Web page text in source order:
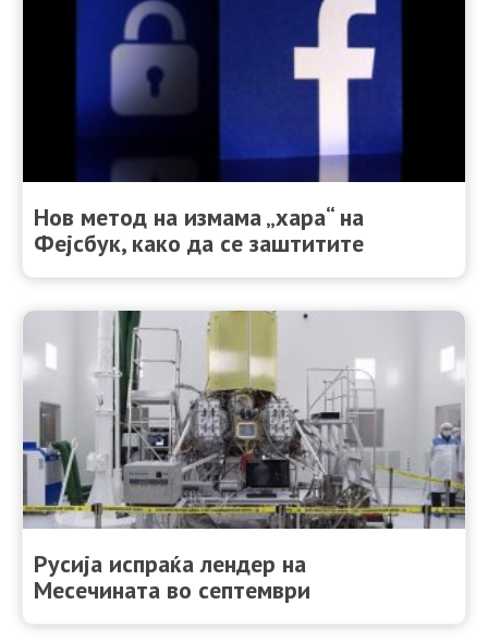
Нов метод на измама „хара“ на
Фејсбук, како да се заштитите
Русија испраќа лендер на
Месечината во септември